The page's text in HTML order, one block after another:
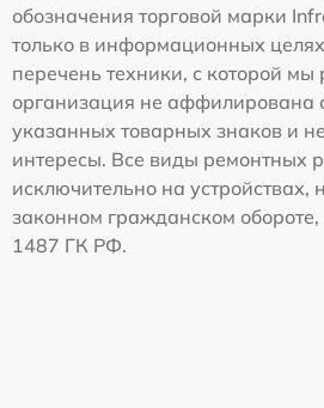
обозначения торговой марки
только в информационных
перечень техники, с которой
организация не аффилирована
указанных товарных знаков и
интересы. Все виды ремонтных
исключительно на устройствах,
законном гражданском обороте,
1487 ГК РФ.